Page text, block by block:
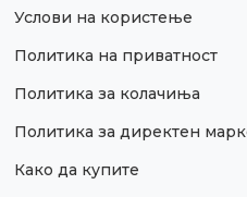
Услови на користење
Политика на приватност
Политика за колачиња
Политика за директен
Како да купите